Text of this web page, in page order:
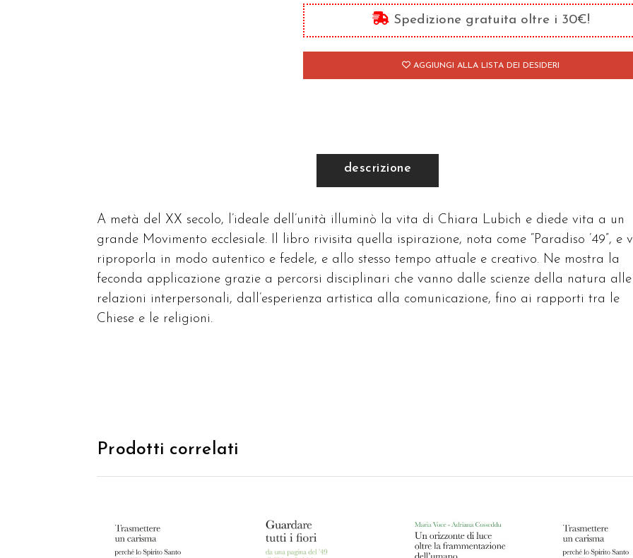
Spedizione gratuita oltre i 30€!
AGGIUNGI ALLA LISTA DEI DESIDERI
descrizione
A metà del XX secolo, l’ideale dell’unità illuminò la vita di Chiara Lubich e diede vita a un
grande Movimento ecclesiale. Il libro rivisita quella ispirazione, nota come “Paradiso ’49”, e
riproporla in modo autentico e fedele, e allo stesso tempo attuale e creativo. Ne mostra la
feconda applicazione grazie a percorsi disciplinari che vanno dalle scienze della natura alle
relazioni interpersonali, dall’esperienza artistica alla comunicazione, fino ai rapporti tra le
Chiese e le religioni.
Prodotti correlati